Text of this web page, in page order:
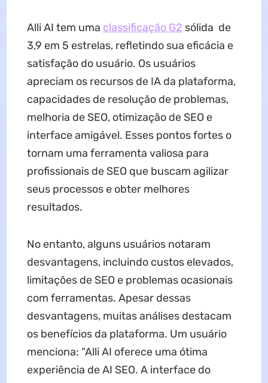
Alli AI tem uma classificação G2 sólida de
3,9 em 5 estrelas, refletindo sua eficácia e
satisfação do usuário. Os usuários
apreciam os recursos de IA da plataforma,
capacidades de resolução de problemas,
melhoria de SEO, otimização de SEO e
interface amigável. Esses pontos fortes o
tornam uma ferramenta valiosa para
profissionais de SEO que buscam agilizar
seus processos e obter melhores
resultados.
No entanto, alguns usuários notaram
desvantagens, incluindo custos elevados,
limitações de SEO e problemas ocasionais
com ferramentas. Apesar dessas
desvantagens, muitas análises destacam
os benefícios da plataforma. Um usuário
menciona: “Alli AI oferece uma ótima
experiência de AI SEO. A interface do